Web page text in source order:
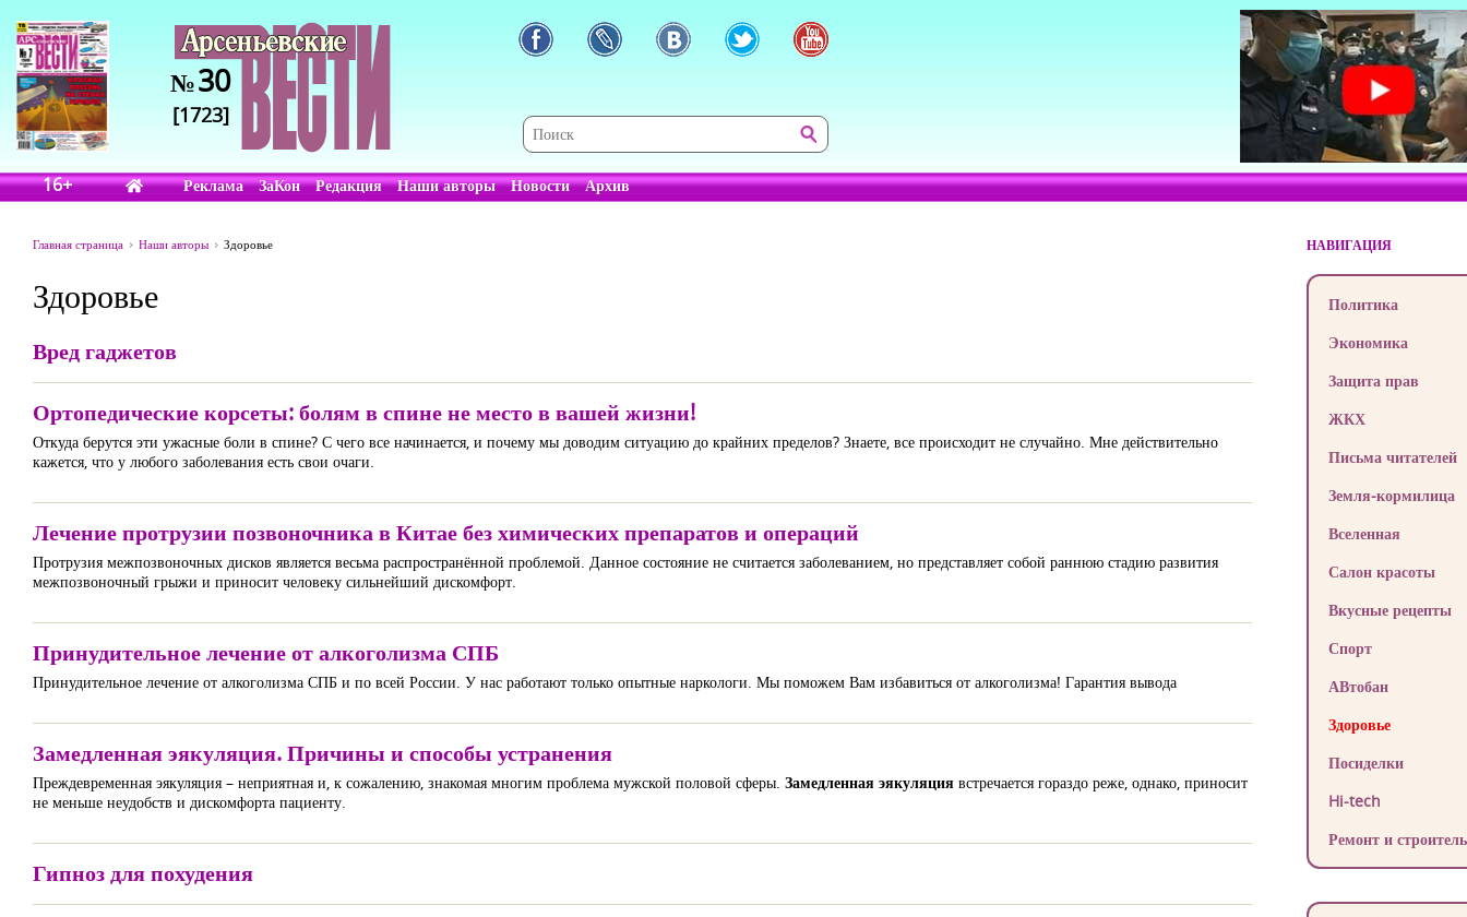
№30
[1723]
16+ Реклама ЗаКон Редакция Наши авторы Новости Архив
Главная страница Наши авторы Здоровье
Здоровье
Вред гаджетов
Ортопедические корсеты: болям в спине не место в вашей жизни!
Откуда берутся эти ужасные боли в спине? С чего все начинается, и почему мы доводим ситуацию до крайних пределов? Знаете, все происходит не случайно. Мне действительно
кажется, что у любого заболевания есть свои очаги.
Лечение протрузии позвоночника в Китае без химических препаратов и операций
Протрузия межпозвоночных дисков является весьма распространённой проблемой. Данное состояние не считается заболеванием, но представляет собой раннюю стадию развития
межпозвоночный грыжи и приносит человеку сильнейший дискомфорт.
Принудительное лечение от алкоголизма СПБ
Принудительное лечение от алкоголизма СПБ и по всей России. У нас работают только опытные наркологи. Мы поможем Вам избавиться от алкоголизма! Гарантия вывода
Замедленная эякуляция. Причины и способы устранения
Преждевременная эякуляция – неприятная и, к сожалению, знакомая многим проблема мужской половой сферы. Замедленная эякуляция встречается гораздо реже, однако, приносит
не меньше неудобств и дискомфорта пациенту.
Гипноз для похудения
НАВИГАЦИЯ
Политика
Экономика
Защита прав
ЖКХ
Письма читателей
Земля-кормилица
Вселенная
Салон красоты
Вкусные рецепты
Спорт
АВтобан
Здоровье
Посиделки
Hi-tech
Ремонт и